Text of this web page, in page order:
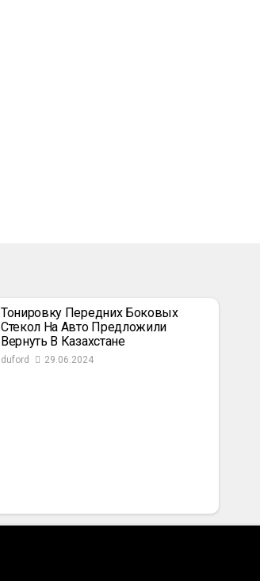
Тонировку Передних Боковых
Стекол На Авто Предложили
Вернуть В Казахстане
duford 29.06.2024